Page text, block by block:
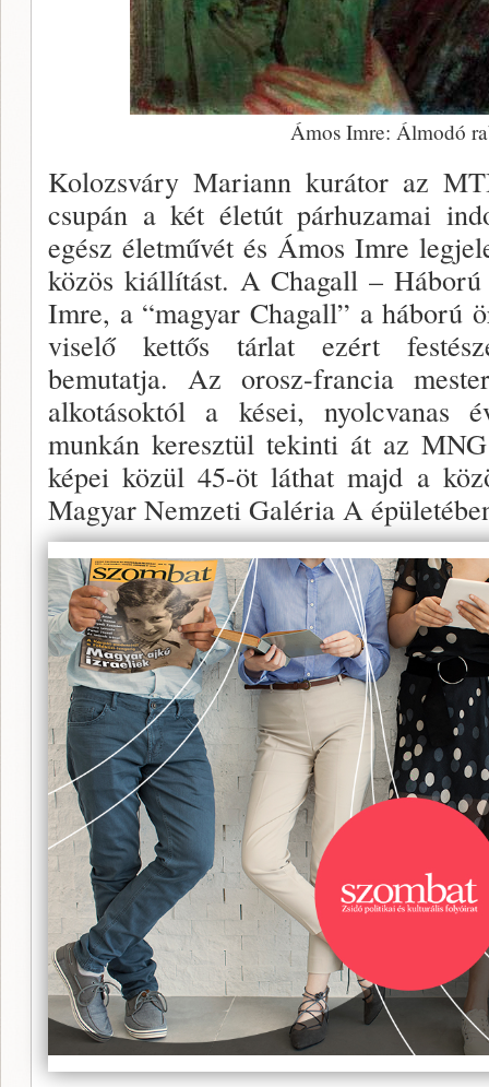
Ámos Imre: Álmodó
Kolozsváry Mariann kurátor az
csupán a két életút párhuzamai
egész életművét és Ámos Imre
közös kiállítást. A Chagall –
Imre, a “magyar Chagall” a háború
viselő kettős tárlat ezért
bemutatja. Az orosz-francia
alkotásoktól a kései, nyolcvanas
munkán keresztül tekinti át az
képei közül 45-öt láthat majd a
Magyar Nemzeti Galéria A